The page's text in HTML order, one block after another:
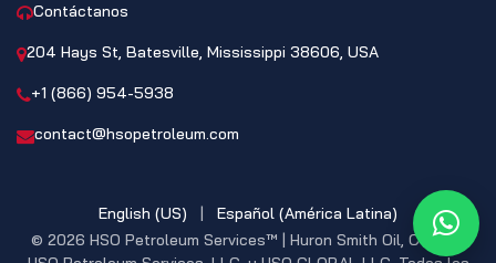
Contáctanos
204 Hays St, Batesville, Mississippi 38606, USA
+1 (866) 954-5938
contact@hsopetroleum.com
© 2026 HSO Petroleum Services™ | Huron Smith Oil, CO. INC,
English (US) | Español (América Latina)